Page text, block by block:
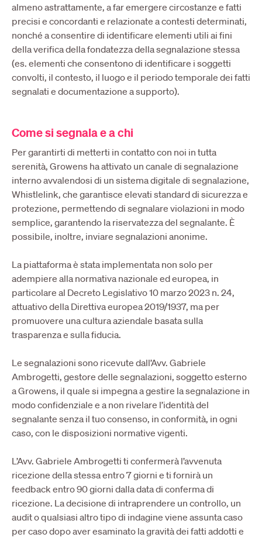
almeno astrattamente, a far emergere circostanze e fatti
precisi e concordanti e relazionate a contesti determinati,
nonché a consentire di identificare elementi utili ai fini
della verifica della fondatezza della segnalazione stessa
(es. elementi che consentono di identificare i soggetti
convolti, il contesto, il luogo e il periodo temporale dei fatti
segnalati e documentazione a supporto).
Come si segnala e a chi
Per garantirti di metterti in contatto con noi in tutta
serenità, Growens ha attivato un canale di segnalazione
interno avvalendosi di un sistema digitale di segnalazione,
Whistlelink, che garantisce elevati standard di sicurezza e
protezione, permettendo di segnalare violazioni in modo
semplice, garantendo la riservatezza del segnalante. È
possibile, inoltre, inviare segnalazioni anonime.
La piattaforma è stata implementata non solo per
adempiere alla normativa nazionale ed europea, in
particolare al Decreto Legislativo 10 marzo 2023 n. 24,
attuativo della Direttiva europea 2019/1937, ma per
promuovere una cultura aziendale basata sulla
trasparenza e sulla fiducia.
Le segnalazioni sono ricevute dall’Avv. Gabriele
Ambrogetti, gestore delle segnalazioni, soggetto esterno
a Growens, il quale si impegna a gestire la segnalazione in
modo confidenziale e a non rivelare l’identità del
segnalante senza il tuo consenso, in conformità, in ogni
caso, con le disposizioni normative vigenti.
L’Avv. Gabriele Ambrogetti ti confermerà l’avvenuta
ricezione della stessa entro 7 giorni e ti fornirà un
feedback entro 90 giorni dalla data di conferma di
ricezione. La decisione di intraprendere un controllo, un
audit o qualsiasi altro tipo di indagine viene assunta caso
per caso dopo aver esaminato la gravità dei fatti addotti e